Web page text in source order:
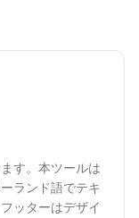
す。本ツールは
ランド語でテキ
ッターはデザイ